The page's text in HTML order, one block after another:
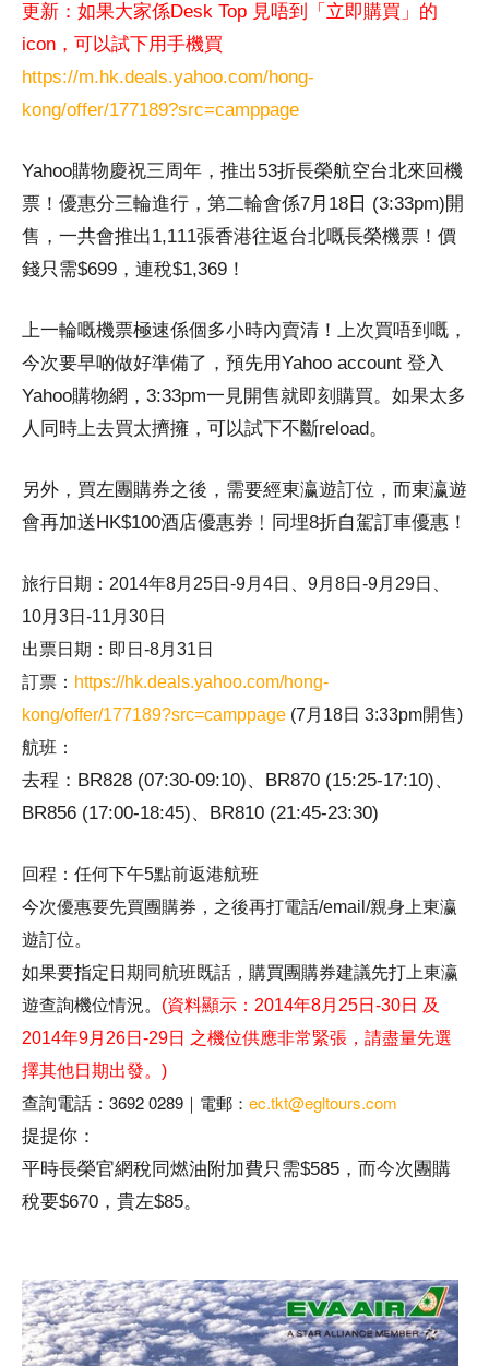
更新：如果大家係Desk Top 見唔到「立即購買」的
icon，可以試下用手機買
https://m.hk.deals.yahoo.com/hong-
kong/offer/177189?src=camppage
Yahoo購物慶祝三周年，推出53折長榮航空台北來回機
票！優惠分三輪進行，第二輪會係7月18日 (3:33pm)開
售，一共會推出1,111張香港往返台北嘅長榮機票！價
錢只需$699，連稅$1,369！
上一輪嘅機票極速係個多小時內賣清！上次買唔到嘅，
今次要早啲做好準備了，預先用Yahoo account 登入
Yahoo購物網，3:33pm一見開售就即刻購買。如果太多
人同時上去買太擠擁，可以試下不斷reload。
另外，買左團購券之後，需要經東瀛遊訂位，而東瀛遊
會再加送HK$100酒店優惠劵﹗同埋8折自駕訂車優惠！
旅行日期：2014年8月25日-9月4日、9月8日-9月29日、
10月3日-11月30日
出票日期：即日-8月31日
訂票： https://hk.deals.yahoo.com/hong-
kong/offer/177189?src=camppage (7月18日 3:33pm開售)
航班：
去程：BR828 (07:30-09:10)、BR870 (15:25-17:10)、
BR856 (17:00-18:45)、BR810 (21:45-23:30)
回程：任何下午5點前返港航班
今次優惠要先買團購券，之後再打電話/email/親身上東瀛
遊訂位。
如果要指定日期同航班既話，購買團購券建議先打上東瀛
遊查詢機位情況。 (資料顯示：2014年8月25日-30日 及
2014年9月26日-29日 之機位供應非常緊張，請盡量先選
擇其他日期出發。)
查詢電話： 3692 0289｜電郵： ec.tkt@egltours.com
提提你：
平時長榮官網稅同燃油附加費只需$585，而今次團購
稅要$670，貴左$85。